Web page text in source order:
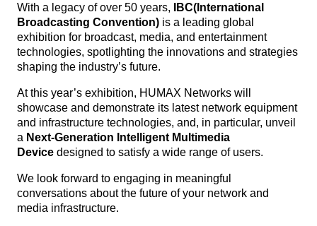
With a legacy of over 50 years, IBC(International
Broadcasting Convention) is a leading global
exhibition for broadcast, media, and entertainment
technologies, spotlighting the innovations and strategies
shaping the industry’s future.
At this year’s exhibition, HUMAX Networks will
showcase and demonstrate its latest network equipment
and infrastructure technologies, and, in particular, unveil
a Next-Generation Intelligent Multimedia
Device designed to satisfy a wide range of users.
We look forward to engaging in meaningful
conversations about the future of your network and
media infrastructure.